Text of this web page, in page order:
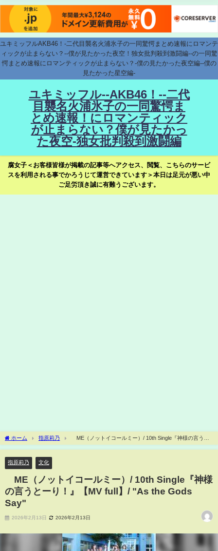
ユキミッフルAKB46！-二代目襲名火浦氷子の一同驚愕まとめ速報にロマンテ
ィックが止まらない？--僕が見たかった夜空！独女批判殺到激闘編--の一同驚
愕まとめ速報にロマンティックが止まらない？-僕の見たかった夜空編--僕の
見たかった星空編-
ユキミッフル--AKB46！--二代
目襲名火浦氷子の一同驚愕ま
とめ速報！にロマンティック
が止まらない？僕が見たかっ
た夜空-独女批判殺到激闘編
腐女子＜お客様皆様が掲載の記事等へアクセス、閲覧、こちらのサービ
スを利用される事でかろうじて運営できています＞本日は足元が悪い中
ご足労頂き誠に有難うございます。
ホーム 指原莉乃
≠ME（ノットイコールミー）/ 10th Single『神様の言うと
ーり！』【MV full】/ "As the Gods Say"
指原莉乃 文化
≠ME（ノットイコールミー）/ 10th Single『神様
の言うとーり！』【MV full】/ "As the Gods
Say"
2026年2月13日 2026年2月13日